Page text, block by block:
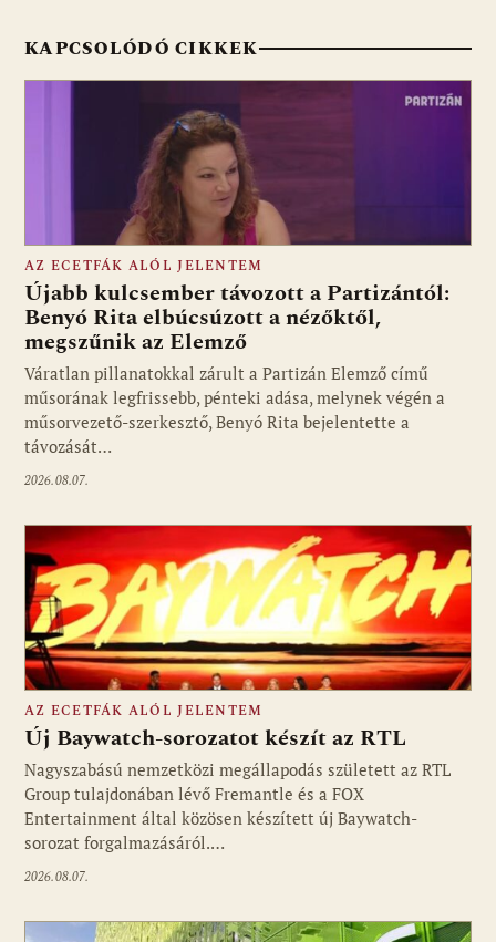
KAPCSOLÓDÓ CIKKEK
Fotó: media1.hu
AZ ECETFÁK ALÓL JELENTEM
Újabb kulcsember távozott a Partizántól:
Benyó Rita elbúcsúzott a nézőktől,
megszűnik az Elemző
Váratlan pillanatokkal zárult a Partizán Elemző című
műsorának legfrissebb, pénteki adása, melynek végén a
műsorvezető-szerkesztő, Benyó Rita bejelentette a
távozását…
2026.08.07.
Fotó: media1.hu
AZ ECETFÁK ALÓL JELENTEM
Új Baywatch-sorozatot készít az RTL
Nagyszabású nemzetközi megállapodás született az RTL
Group tulajdonában lévő Fremantle és a FOX
Entertainment által közösen készített új Baywatch-
sorozat forgalmazásáról.…
2026.08.07.